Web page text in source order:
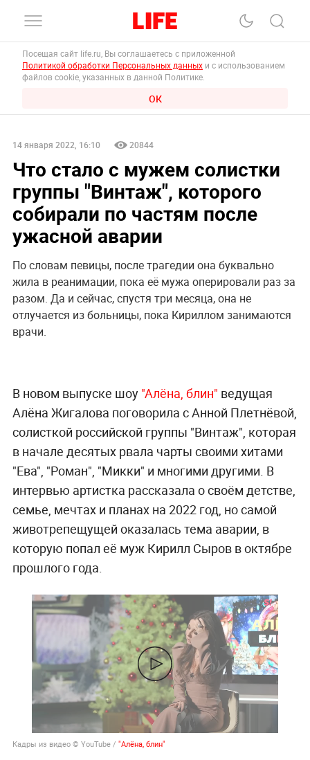
Посещая сайт life.ru, Вы соглашаетесь с приложенной
Политикой обработки Персональных данных и с использованием
файлов cookie, указанных в данной Политике.
ОК
14 января 2022, 16:10 20844
Что стало с мужем солистки
группы "Винтаж", которого
собирали по частям после
ужасной аварии
По словам певицы, после трагедии она буквально
жила в реанимации, пока её мужа оперировали раз за
разом. Да и сейчас, спустя три месяца, она не
отлучается из больницы, пока Кириллом занимаются
врачи.
В новом выпуске шоу "Алёна, блин" ведущая
Алёна Жигалова поговорила с Анной Плетнёвой,
солисткой российской группы "Винтаж", которая
в начале десятых рвала чарты своими хитами
"Ева", "Роман", "Микки" и многими другими. В
интервью артистка рассказала о своём детстве,
семье, мечтах и планах на 2022 год, но самой
животрепещущей оказалась тема аварии, в
которую попал её муж Кирилл Сыров в октябре
прошлого года.
Кадры из видео © YouTube / "Алёна, блин"